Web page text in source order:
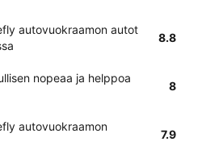
autovuokraamon autot
8.8
nopeaa ja helppoa
8
autovuokraamon
7.9